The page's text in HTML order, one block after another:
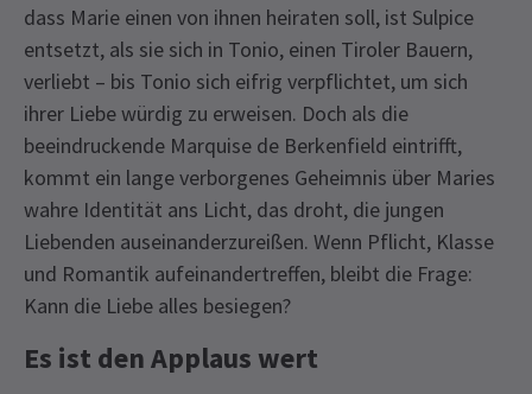
dass Marie einen von ihnen heiraten soll, ist Sulpice
entsetzt, als sie sich in Tonio, einen Tiroler Bauern,
verliebt – bis Tonio sich eifrig verpflichtet, um sich
ihrer Liebe würdig zu erweisen. Doch als die
beeindruckende Marquise de Berkenfield eintrifft,
kommt ein lange verborgenes Geheimnis über Maries
wahre Identität ans Licht, das droht, die jungen
Liebenden auseinanderzureißen. Wenn Pflicht, Klasse
und Romantik aufeinandertreffen, bleibt die Frage:
Kann die Liebe alles besiegen?
Es ist den Applaus wert